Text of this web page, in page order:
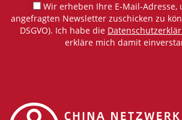
Wir erheben Ihre E-Mail-Adresse,
angefragten Newsletter zuschicken zu
DSGVO). Ich habe die
erkläre mich damit